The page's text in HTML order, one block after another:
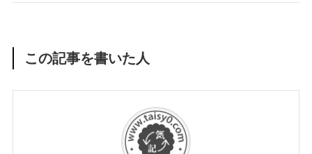
この記事を書いた人